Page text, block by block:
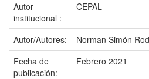
Autor
institucional :
CEPAL
Autor/Autores:
Norman Simón
Fecha de
publicación:
Febrero 2021